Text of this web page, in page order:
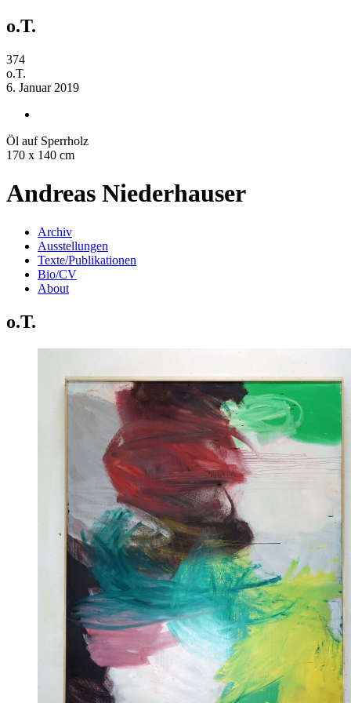
o.T.
374
o.T.
6. Januar 2019
Öl auf Sperrholz
170 x 140 cm
Andreas Niederhauser
Archiv
Ausstellungen
Texte/Publikationen
Bio/CV
About
o.T.